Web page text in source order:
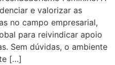
e valorizar as
no campo empresarial,
para reivindicar apoio
Sem dúvidas, o ambiente
[…]